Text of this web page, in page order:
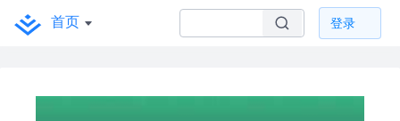
首页 登录